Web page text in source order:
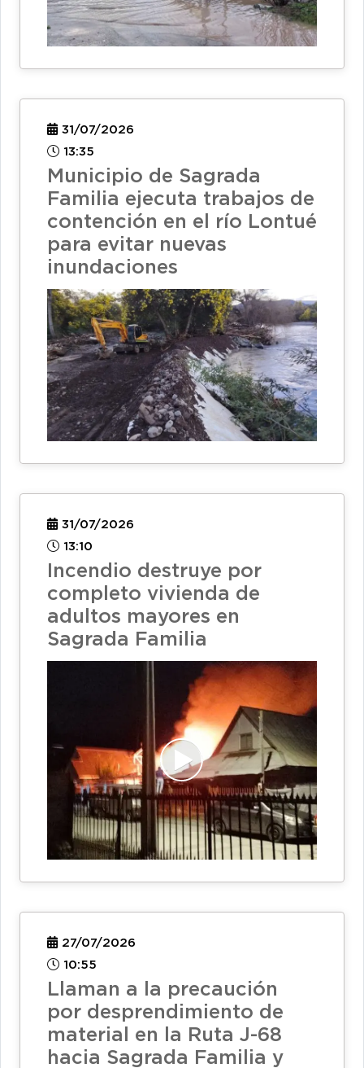
31/07/2026
13:35
Municipio de Sagrada
Familia ejecuta trabajos de
contención en el río Lontué
para evitar nuevas
inundaciones
31/07/2026
13:10
Incendio destruye por
completo vivienda de
adultos mayores en
Sagrada Familia
27/07/2026
10:55
Llaman a la precaución
por desprendimiento de
material en la Ruta J-68
hacia Sagrada Familia y